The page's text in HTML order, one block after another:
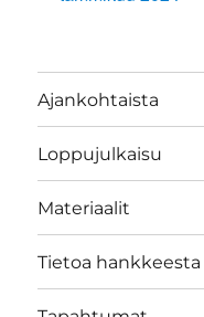
Ajankohtaista
Loppujulkaisu
Materiaalit
Tietoa hankkeesta